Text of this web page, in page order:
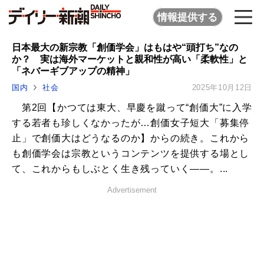
情報提供する
日本最大の新宗教「創価学会」はもはや“頭打ち”なの
か？ 実は海外マーケットと親和性が高い「柔軟性」と
「ネバーギブアップの精神」
国内 社会 2025年10月12日
第2回【かつては東大、早慶を蹴って“創価大”に入学
する若者も珍しくなかったが…創価女子短大「募集停
止」で創価大はどうなるのか】からの続き。これから
も創価学会は宗教というコンテンツを提供する場とし
て、これからもしぶとく生き残っていく――。...
Advertisement